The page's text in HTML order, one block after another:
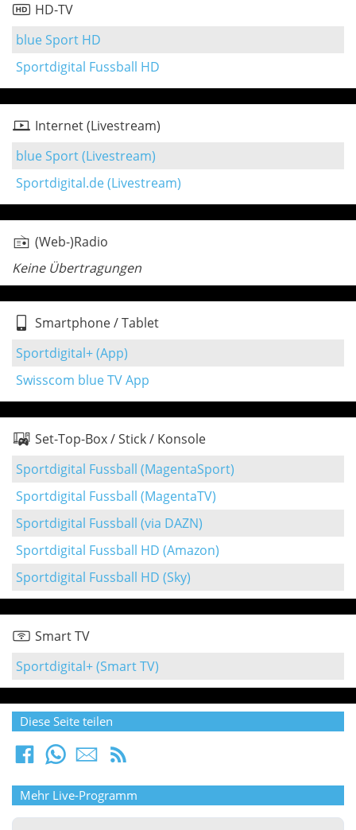
HD-TV
blue Sport HD
Sportdigital Fussball HD
Internet (Livestream)
blue Sport (Livestream)
Sportdigital.de (Livestream)
(Web-)Radio
Keine Übertragungen
Smartphone / Tablet
Sportdigital+ (App)
Swisscom blue TV App
Set-Top-Box / Stick / Konsole
Sportdigital Fussball (MagentaSport)
Sportdigital Fussball (MagentaTV)
Sportdigital Fussball (via DAZN)
Sportdigital Fussball HD (Amazon)
Sportdigital Fussball HD (Sky)
Smart TV
Sportdigital+ (Smart TV)
Diese Seite teilen
Mehr Live-Programm